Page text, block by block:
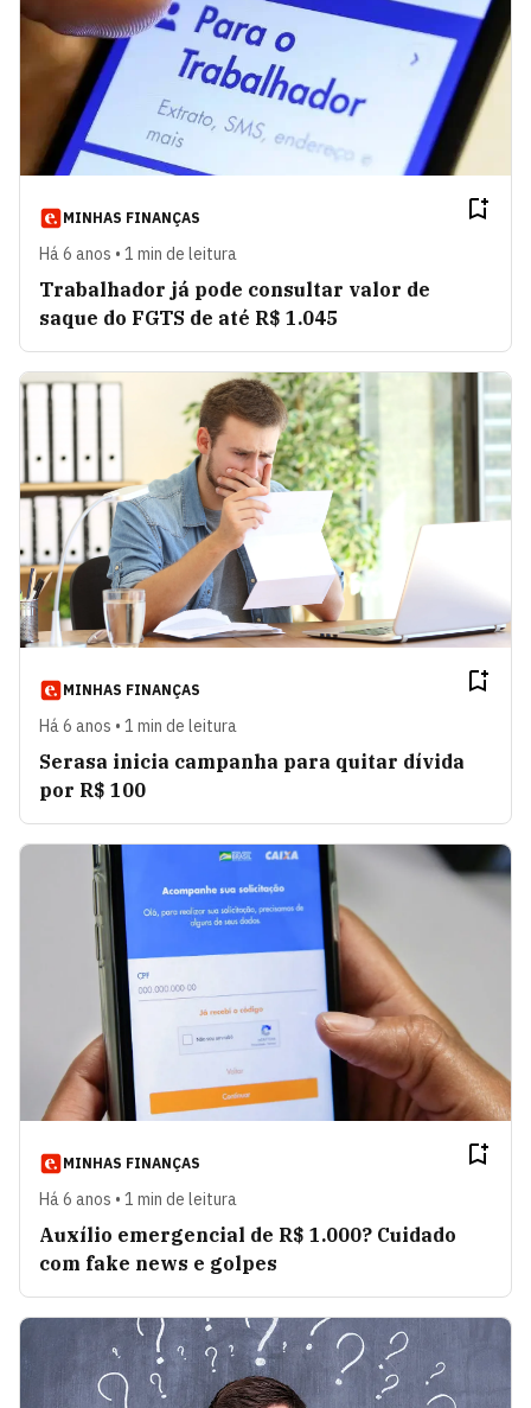
MINHAS FINANÇAS
Há 6 anos • 1 min de leitura
Trabalhador já pode consultar valor de
saque do FGTS de até R$ 1.045
MINHAS FINANÇAS
Há 6 anos • 1 min de leitura
Serasa inicia campanha para quitar dívida
por R$ 100
MINHAS FINANÇAS
Há 6 anos • 1 min de leitura
Auxílio emergencial de R$ 1.000? Cuidado
com fake news e golpes